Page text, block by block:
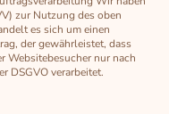
zur Nutzung des oben
es sich um einen
der gewährleistet, dass
Websitebesucher nur nach
DSGVO verarbeitet.